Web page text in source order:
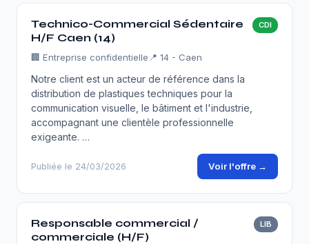
Technico-Commercial Sédentaire
H/F Caen (14)
CDI
🏢 Entreprise confidentielle 📍 14 - Caen
Notre client est un acteur de référence dans la
distribution de plastiques techniques pour la
communication visuelle, le bâtiment et l'industrie,
accompagnant une clientèle professionnelle
exigeante. …
Publiée le 24/03/2026 Voir l'offre →
Responsable commercial /
commerciale (H/F)
LIB